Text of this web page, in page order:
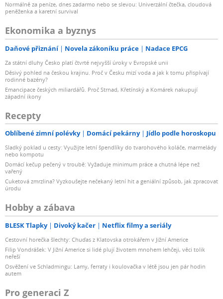
Normálně za peníze, dnes zadarmo nebo se slevou: Univerzální čtečka, cloudová
peněženka a karetní survival
Ekonomika a byznys
Daňové přiznání Novela zákoníku práce Nadace EPCG
Za státní dluhy Česko platí čtvrté nejvyšší úroky v Evropské unii
Děsivý pohled na českou krajinu. Proč v Česku mizí voda a jak k tomu přispívají
rodinné bazény?
Emancipace českých miliardářů. Proč Strnad, Křetínský a Komárek nakupují
západní ikony
Recepty
Oblíbené zimní polévky Domácí pekárny Jídlo podle horoskopu
Sladký poklad u cesty: Využijte letní špendlíky do tvarohového koláče, marmelády
nebo kompotu
Domácí kečup pečený v troubě: Vyžaduje minimum práce a chutná lépe než
vařený
Cuketová zmrzlina? Vyzkoušejte nečekaný letní hit a geniální způsob, jak zpracovat
úrodu
Hobby a zábava
BLESK Tlapky Divoký kačer Netflix filmy a seriály
Cestovní horečka šlechty: Chuďas z Klatovska otrokářem v Jižní Americe
Filip Vondrášek: V Jižní Americe si lidé plují životem mnohem lehčeji, věci tolik
neřeší
Osvěžení ve Schladmingu: Lamy, ferraty i koulovačka v létě jsou jen pár hodin
autem
Pro generaci Z